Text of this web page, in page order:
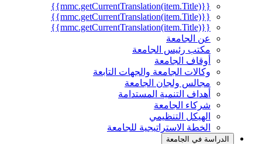
{{mmc.getCurrentTranslation(item.Title)}}
{{mmc.getCurrentTranslation(item.Title)}}
{{mmc.getCurrentTranslation(item.Title)}}
عن الجامعة
مكتب رئيس الجامعة
أوقاف الجامعة
وكالات الجامعة والجهات التابعة
مجالس ولجان الجامعة
أهداف التنمية المستدامة
شركاء الجامعة
الهيكل التنظيمي
الخطة الاستراتيجية للجامعة
الدراسة في الجامعة